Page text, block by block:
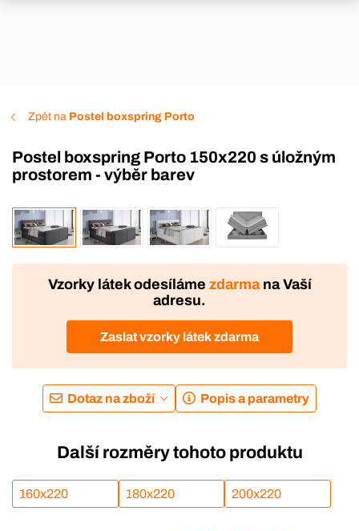
Zpět na Postel boxspring Porto
Postel boxspring Porto 150x220 s úložným
prostorem - výběr barev
VÝROBA
DOPRAVA ZDARMA
Vzorky látek odesíláme zdarmana Vaší
adresu.
Zaslat vzorky látek zdarma
Dotaz na zboží Popis a parametry
Další rozměry tohoto produktu
160x220 180x220 200x220